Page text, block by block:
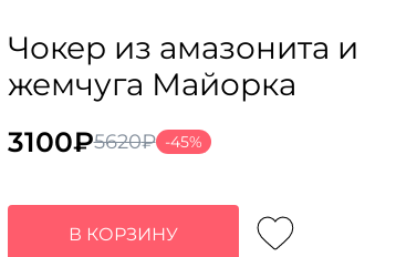
Чокер из амазонита и
жемчуга Майорка
5620₽
Первоначальная
составляла
3100₽
Текущая
3100₽.
-45%
В КОРЗИНУ